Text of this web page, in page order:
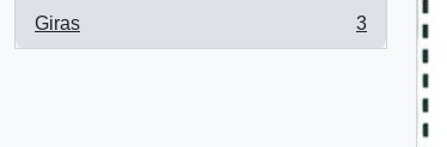
Giras
, 3 resultados
3